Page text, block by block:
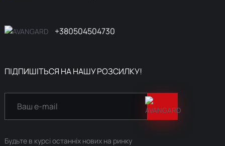
+380504504730
ПІДПИШІТЬСЯ НА НАШУ РОЗСИЛКУ!
Будьте в курсі останніх нових на ринку